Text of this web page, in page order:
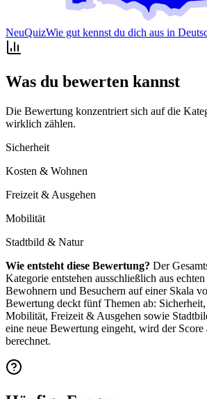
NeuQuizWie gut kennst du dich aus in
Was du bewerten kannst
Die Bewertung konzentriert sich auf die
wirklich zählen.
Sicherheit
Kosten & Wohnen
Freizeit & Ausgehen
Mobilität
Stadtbild & Natur
Wie entsteht diese Bewertung? Der
Kategorie entstehen ausschließlich aus
Bewohnern und Besuchern auf einer Skala
Bewertung deckt fünf Themen ab:
Mobilität, Freizeit & Ausgehen sowie
eine neue Bewertung eingeht, wird der Score
berechnet.